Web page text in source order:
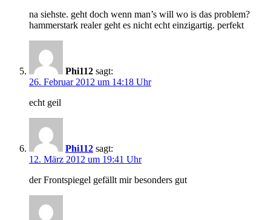
na siehste. geht doch wenn man’s will wo is das problem?
hammerstark realer geht es nicht echt einzigartig. perfekt
Phi112 sagt:
26. Februar 2012 um 14:18 Uhr
echt geil
Phi112 sagt:
12. März 2012 um 19:41 Uhr
der Frontspiegel gefällt mir besonders gut